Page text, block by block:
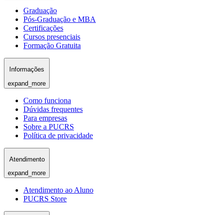
Graduação
Pós-Graduação e MBA
Certificações
Cursos presenciais
Formação Gratuita
Informações
expand_more
Como funciona
Dúvidas frequentes
Para empresas
Sobre a PUCRS
Política de privacidade
Atendimento
expand_more
Atendimento ao Aluno
PUCRS Store